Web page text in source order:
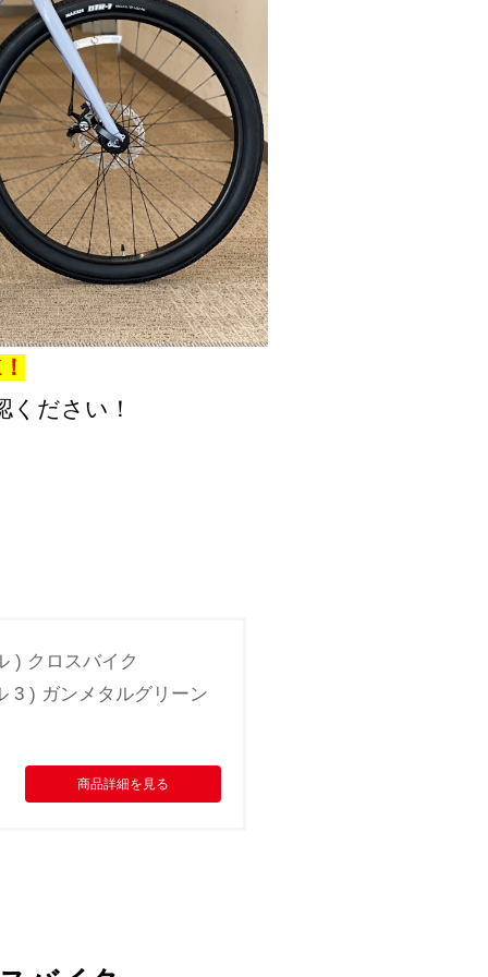
ださい！
) クロスバイク
3 ) ガンメタルグリーン
商品詳細を見る